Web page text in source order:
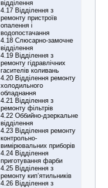
відділення
4.17 Відділення з
ремонту пристроїв
опалення і
водопостачання
4.18 Слюсарно-замочне
відділення
4.19 Відділення з
ремонту гідравлічних
гасителів коливань
4.20 Відділення ремонту
холодильного
обладнання
4.21 Відділення з
ремонту фільтрів
4.22 Оббийно-дзеркальне
відділення
4.23 Відділення ремонту
контрольно-
вимірювальних приборів
4.24 Відділення
приготування фарби
4.25 Відділення з
ремонту кип’ятильників
4.26 Відділення з